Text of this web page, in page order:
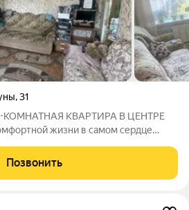
,31
КВАРТИРА В ЦЕНТРЕ
жизни в самом сердце
светлая двухкомнатная
в малоэтажном
Позвонить